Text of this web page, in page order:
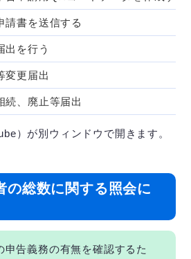
書を送信する
を行う
更届出
、廃止等届出
）が別ウィンドウで開きます。
の総数に関する照会に
申告義務の有無を確認するた